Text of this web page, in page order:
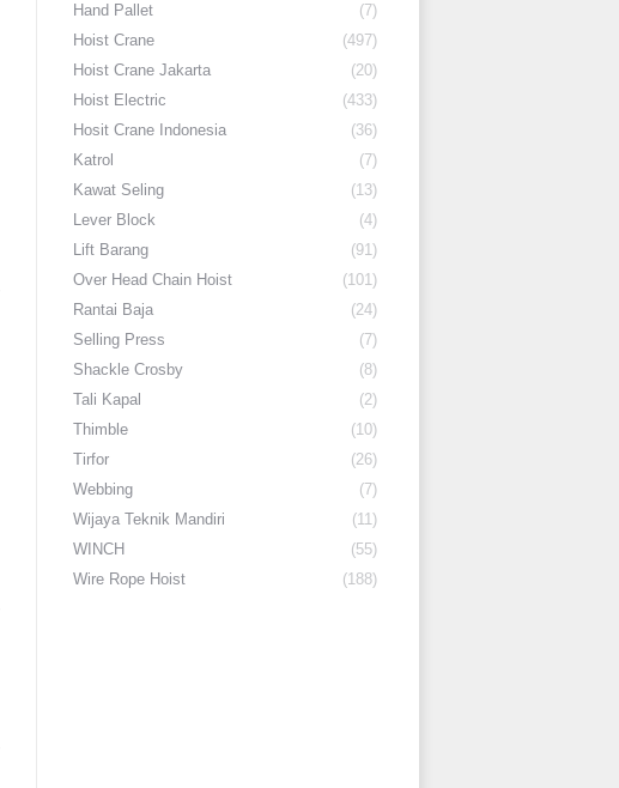
Hand Pallet
(7)
Hoist Crane
(497)
Hoist Crane Jakarta
(20)
Hoist Electric
(433)
Hosit Crane Indonesia
(36)
Katrol
(7)
Kawat Seling
(13)
Lever Block
(4)
Lift Barang
(91)
Over Head Chain Hoist
(101)
Rantai Baja
(24)
Selling Press
(7)
Shackle Crosby
(8)
Tali Kapal
(2)
Thimble
(10)
Tirfor
(26)
Webbing
(7)
Wijaya Teknik Mandiri
(11)
WINCH
(55)
Wire Rope Hoist
(188)